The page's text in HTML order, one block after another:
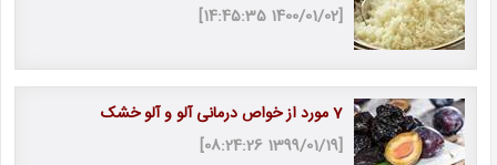
[1400/01/02 14:45:35]
7 مورد از خواص درمانی آلو و آلو خشک
[1399/01/19 08:24:26]